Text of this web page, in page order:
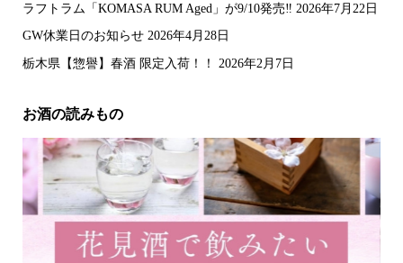
ラフトラム「KOMASA RUM Aged」が9/10発売‼️ 2026年7月22日
GW休業日のお知らせ 2026年4月28日
栃木県【惣譽】春酒 限定入荷！！ 2026年2月7日
お酒の読みもの